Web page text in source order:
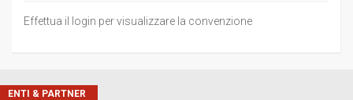
Effettua il login per visualizzare la convenzione
ENTI & PARTNER